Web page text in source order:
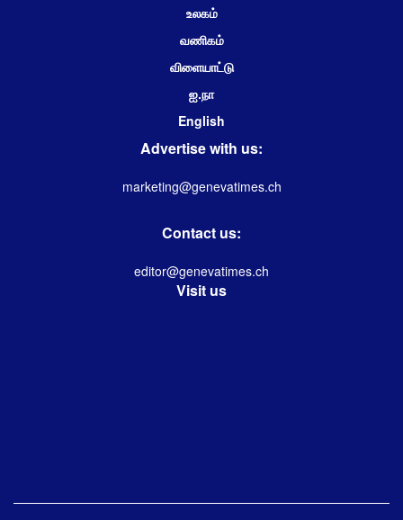
உலகம்
வணிகம்
விளையாட்டு
ஐ.நா
English
Advertise with us:
marketing@genevatimes.ch
Contact us:
editor@genevatimes.ch
Visit us